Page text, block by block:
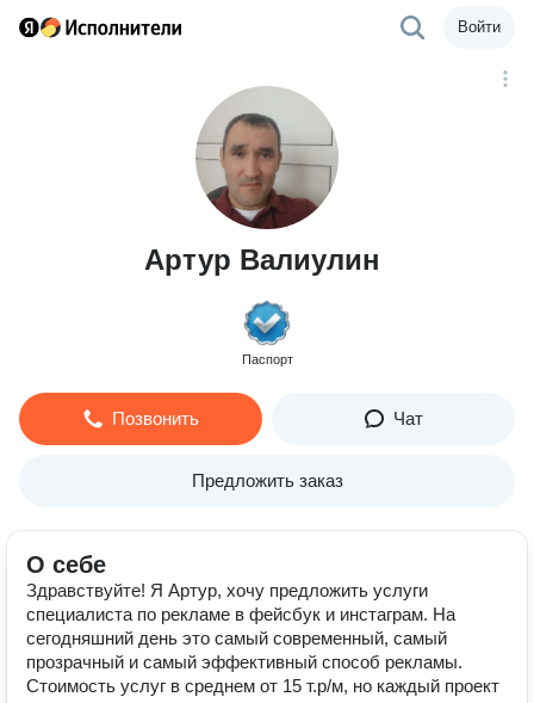
Войти
Артур Валиулин
Паспорт
Позвонить Чат
Предложить заказ
О себе
Здравствуйте! Я Артур, хочу предложить услуги
специалиста по рекламе в фейсбук и инстаграм. На
сегодняшний день это самый современный, самый
прозрачный и самый эффективный способ рекламы.
Стоимость услуг в среднем от 15 т.р/м, но каждый проект